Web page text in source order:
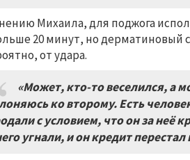
Михаила, для поджога
20 минут, но дерматиновый
от удара.
«Может, кто-то веселился, а
ко второму. Есть
с условием, что он за неё
угнали, и он кредит